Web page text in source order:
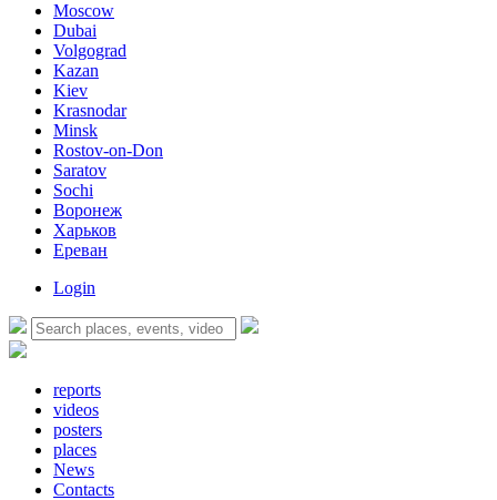
Moscow
Dubai
Volgograd
Kazan
Kiev
Krasnodar
Minsk
Rostov-on-Don
Saratov
Sochi
Воронеж
Харьков
Ереван
Login
reports
videos
posters
places
News
Contacts